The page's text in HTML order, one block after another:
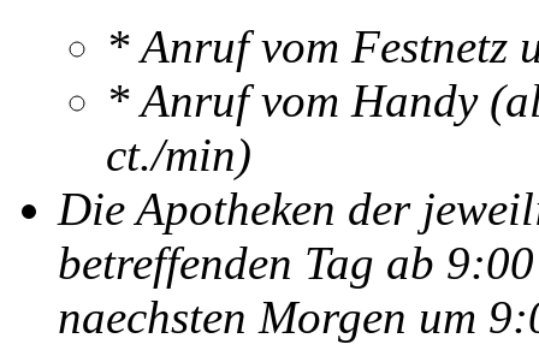
* Anruf vom Festnetz
* Anruf vom Handy
ct./min)
Die Apotheken der
betreffenden Tag ab
naechsten Morgen um